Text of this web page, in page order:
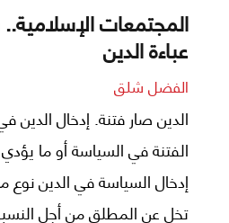
المجتمعات
عباءة الدين
الفضل شلق
الدين صار فتنة. إدخال
الفتنة في السياسة أو ما
إدخال السياسة في الدين نوع
تخلٍ عن المطلق من أجل